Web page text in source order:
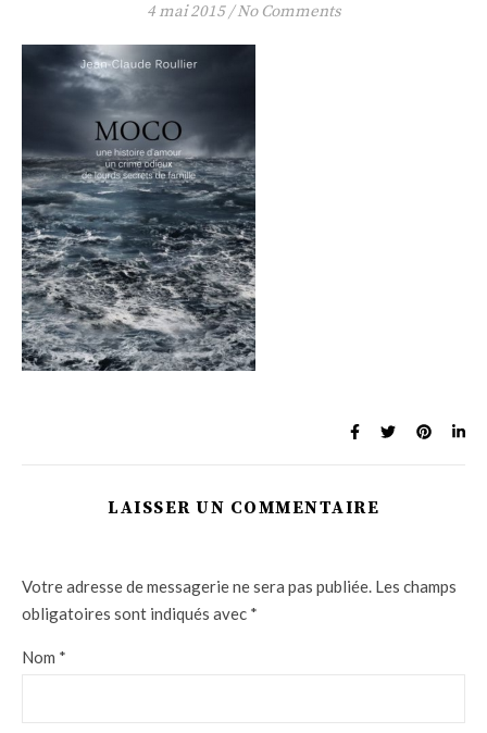
4 mai 2015/No Comments
LAISSER UN COMMENTAIRE
Votre adresse de messagerie ne sera pas publiée. Les champs
obligatoires sont indiqués avec *
Nom *